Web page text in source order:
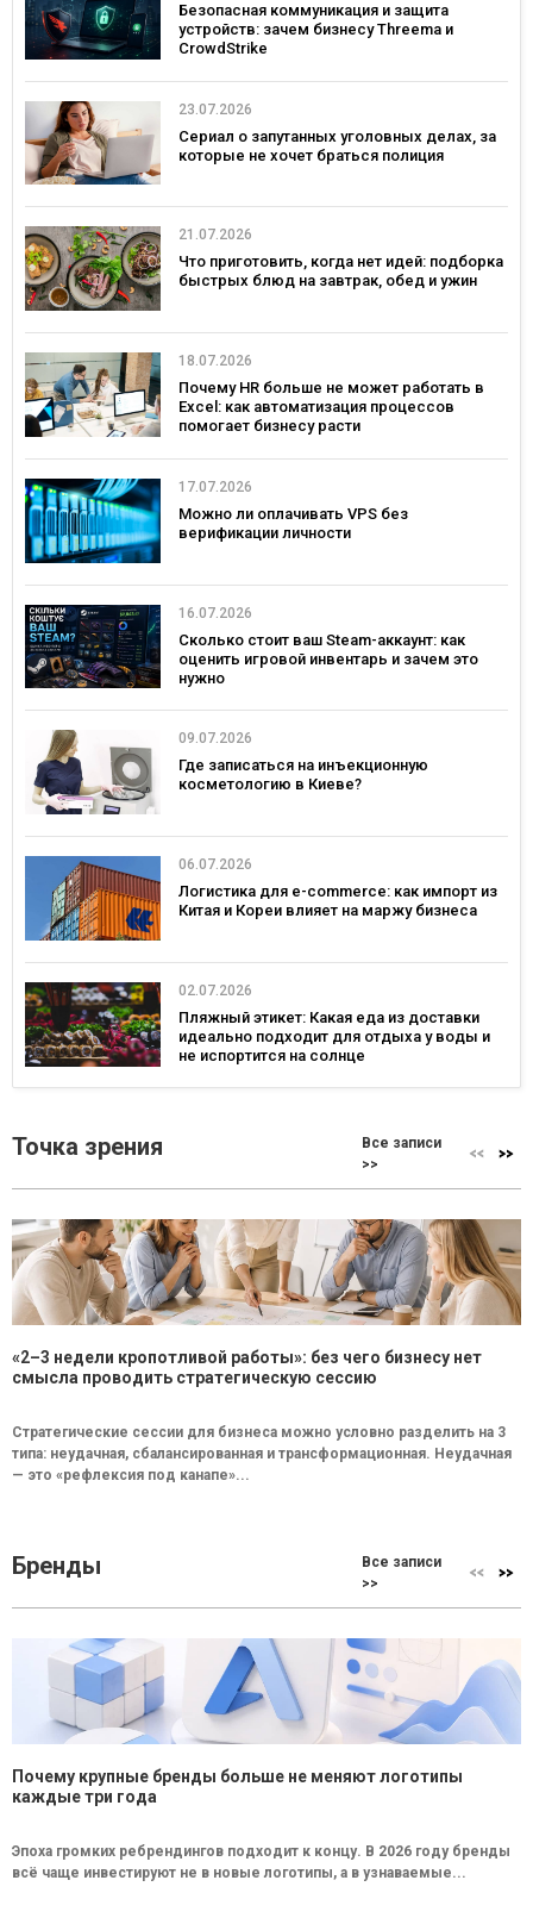
Безопасная коммуникация и защита
устройств: зачем бизнесу Threema и
CrowdStrike
23.07.2026
Сериал о запутанных уголовных делах, за
которые не хочет браться полиция
21.07.2026
Что приготовить, когда нет идей: подборка
быстрых блюд на завтрак, обед и ужин
18.07.2026
Почему HR больше не может работать в
Excel: как автоматизация процессов
помогает бизнесу расти
17.07.2026
Можно ли оплачивать VPS без
верификации личности
16.07.2026
Сколько стоит ваш Steam-аккаунт: как
оценить игровой инвентарь и зачем это
нужно
09.07.2026
Где записаться на инъекционную
косметологию в Киеве?
06.07.2026
Логистика для e-commerce: как импорт из
Китая и Кореи влияет на маржу бизнеса
02.07.2026
Пляжный этикет: Какая еда из доставки
идеально подходит для отдыха у воды и
не испортится на солнце
Точка зрения
Все записи
>>
«2–3 недели кропотливой работы»: без чего бизнесу нет
смысла проводить стратегическую сессию
Стратегические сессии для бизнеса можно условно разделить на 3
типа: неудачная, сбалансированная и трансформационная. Неудачная
— это «рефлексия под канапе»...
Бренды
Все записи
>>
Почему крупные бренды больше не меняют логотипы
каждые три года
Эпоха громких ребрендингов подходит к концу. В 2026 году бренды
всё чаще инвестируют не в новые логотипы, а в узнаваемые...